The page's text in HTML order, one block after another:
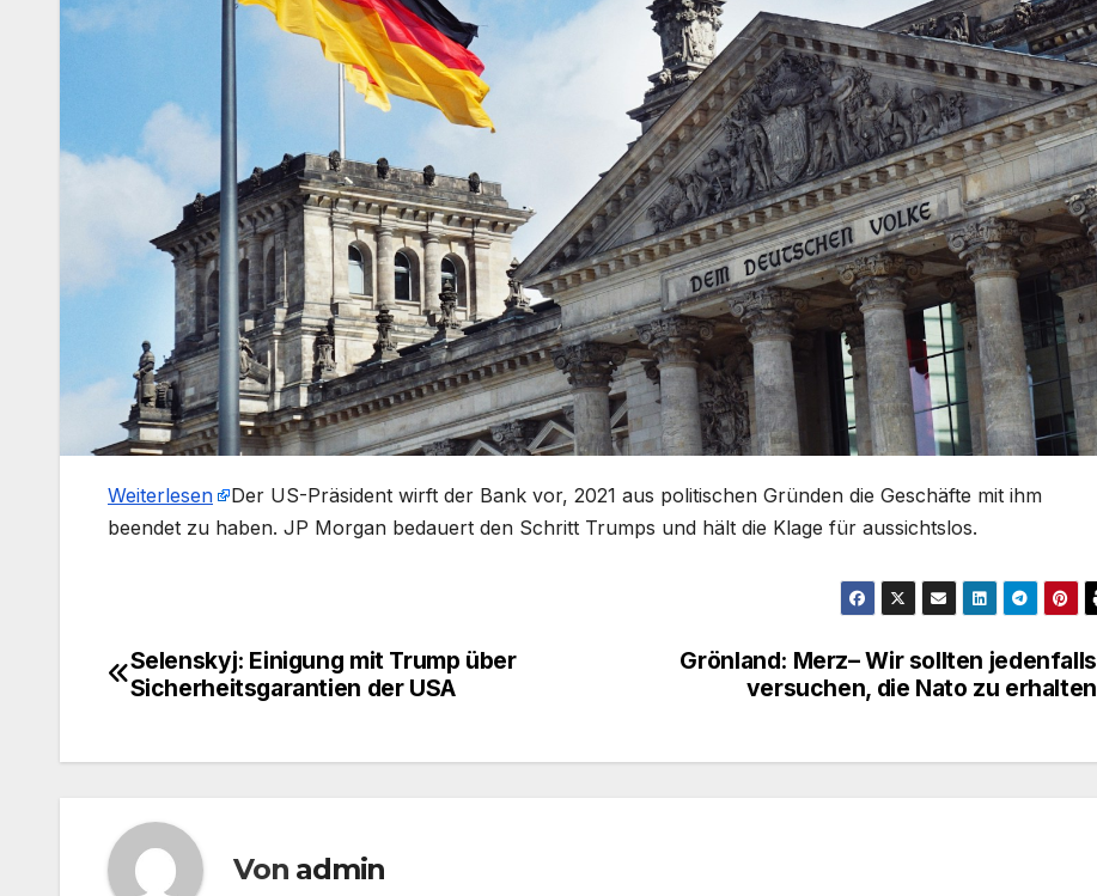
Weiterlesen
​Der US-Präsident wirft der Bank vor, 2021 aus politischen Gründen die Geschäfte mit ihm
beendet zu haben. JP Morgan bedauert den Schritt Trumps und hält die Klage für aussichtslos.
Beitragsnavigation
Grönland: Merz– Wir sollten jedenfalls
versuchen, die Nato zu erhalten
Selenskyj: Einigung mit Trump über
Sicherheitsgarantien der USA
Von admin